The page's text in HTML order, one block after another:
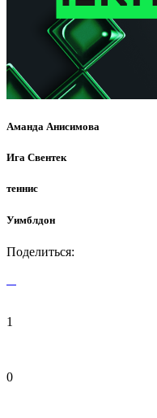
Аманда Анисимова
Ига Свентек
теннис
Уимблдон
Поделиться:
1
0